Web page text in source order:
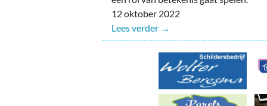
12 oktober 2022
Lees verder →